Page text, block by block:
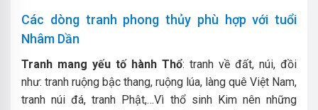
Các dòng tranh phong thủy phù hợp với tuổi
Nhâm Dần
Tranh mang yếu tố hành Thổ: tranh về đất, núi, đồi
như: tranh ruộng bậc thang, ruộng lúa, làng quê Việt Nam,
tranh núi đá, tranh Phật,…Vì thổ sinh Kim nên những